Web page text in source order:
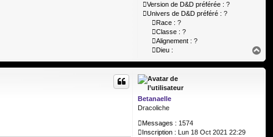
Version de D&D préférée : ?
Univers de D&D préféré : ?
Race : ?
Classe : ?
Alignement : ?
Dieu :
a
u
Betanaelle
Dracoliche
Messages : 1574
Inscription : Lun 18 Oct 2021 22:29